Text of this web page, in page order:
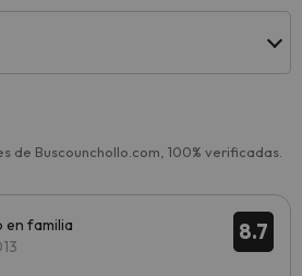
de Buscounchollo.com, 100% verificadas.
8.7
en familia